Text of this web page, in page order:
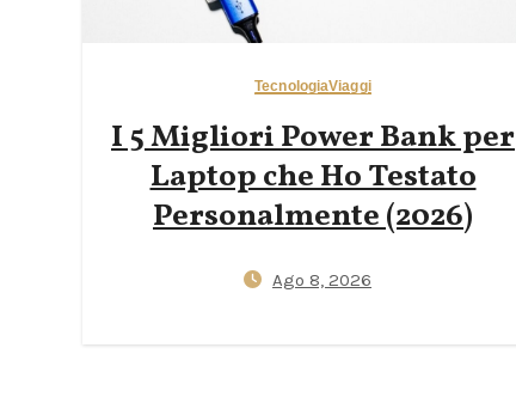
TecnologiaViaggi
I 5 Migliori Power Bank per
Laptop che Ho Testato
Personalmente (2026)
Ago 8, 2026